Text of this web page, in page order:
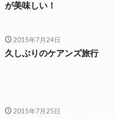
が美味しい！
2015年7月24日
久しぶりのケアンズ旅行
2015年7月25日